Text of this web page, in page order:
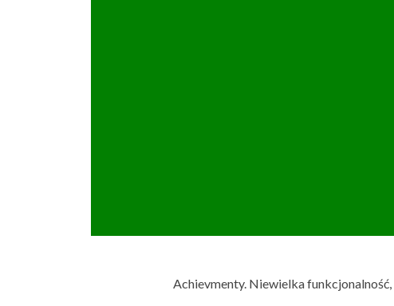
Achievmenty. Niewielka